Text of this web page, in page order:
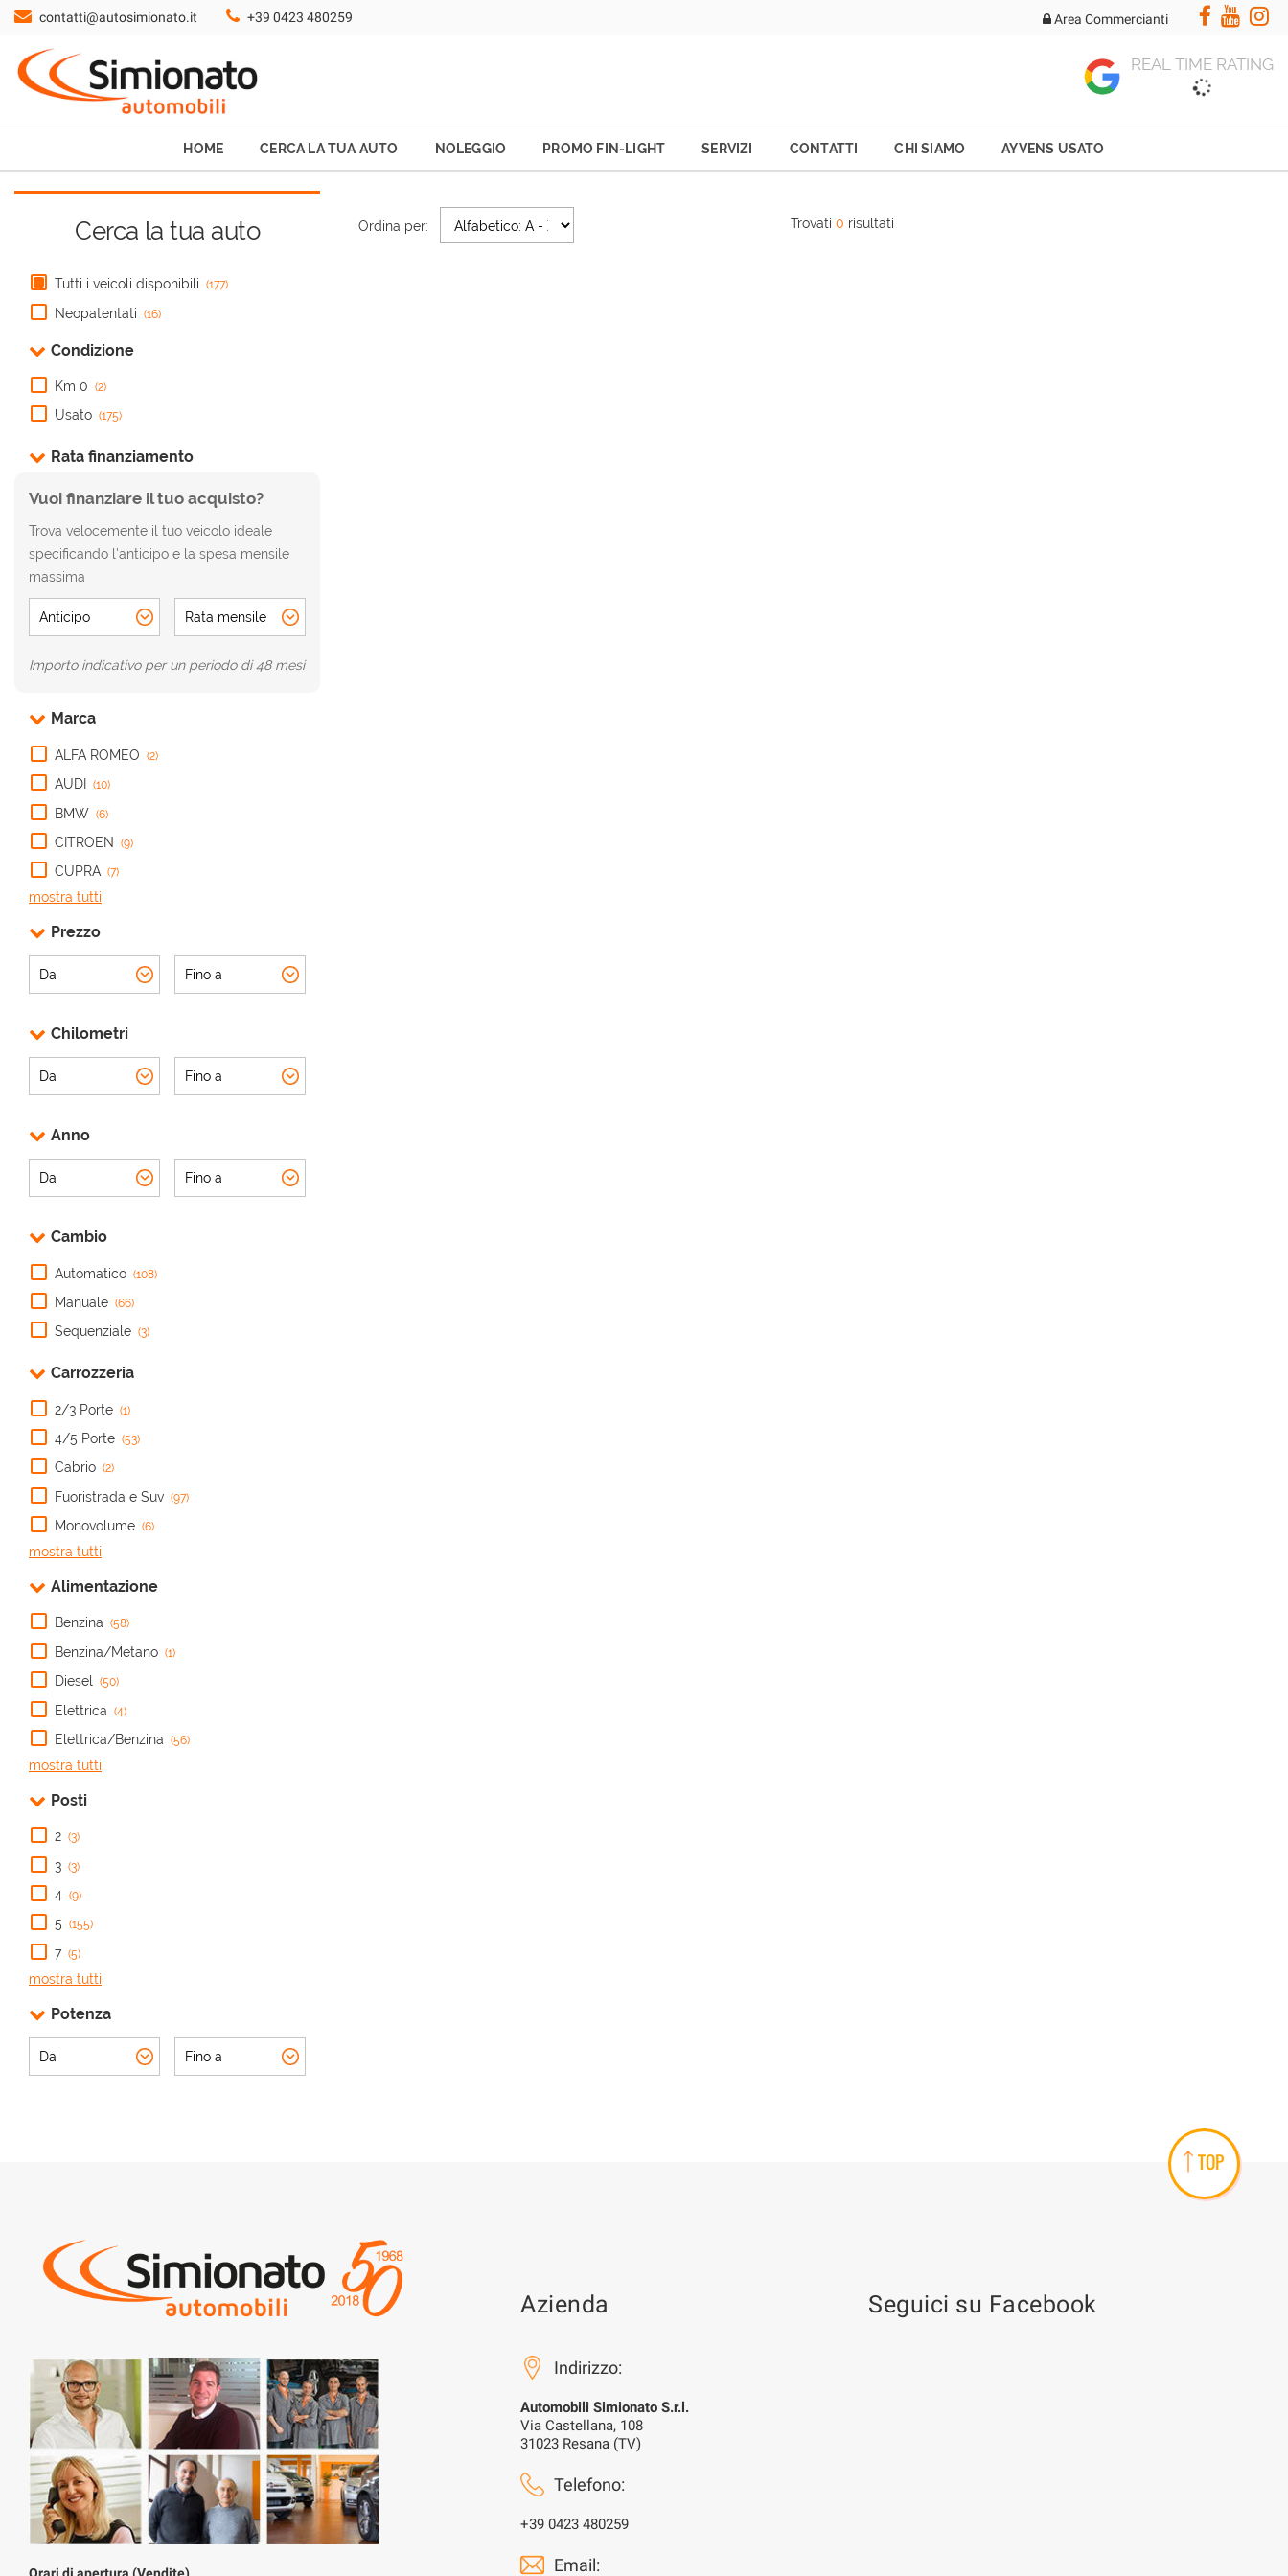
HOME
CERCA LA TUA AUTO
PROMO FIN-LIGHT
CONTATTI
AYVENS USATO
contatti@autosimionato.it +39 0423 480259 Area Commercianti
REAL TIME RATING
HOME CERCA LA TUA AUTO NOLEGGIO PROMO FIN-LIGHT SERVIZI CONTATTI CHI SIAMO AYVENS USATO
Cerca la tua auto
Tutti i veicoli disponibili (177)
Neopatentati (16)
Condizione
Km 0 (2)
Usato (175)
Rata finanziamento
Vuoi finanziare il tuo acquisto?
Trova velocemente il tuo veicolo ideale
specificando l'anticipo e la spesa mensile
massima
Importo indicativo per un periodo di 48 mesi
Marca
ALFA ROMEO (2)
AUDI (10)
BMW (6)
CITROEN (9)
CUPRA (7)
mostra tutti
Prezzo
Chilometri
Anno
Cambio
Automatico (108)
Manuale (66)
Sequenziale (3)
Carrozzeria
2/3 Porte (1)
4/5 Porte (53)
Cabrio (2)
Fuoristrada e Suv (97)
Monovolume (6)
mostra tutti
Alimentazione
Benzina (58)
Benzina/Metano (1)
Diesel (50)
Elettrica (4)
Elettrica/Benzina (56)
mostra tutti
Posti
2 (3)
3 (3)
4 (9)
5 (155)
7 (5)
mostra tutti
Potenza
Ordina per: Trovati0 risultati
TOP
Azienda
Indirizzo:
Automobili Simionato S.r.l.
Via Castellana, 108
31023 Resana (TV)
Telefono:
+39 0423 480259
Email:
Seguici su Facebook